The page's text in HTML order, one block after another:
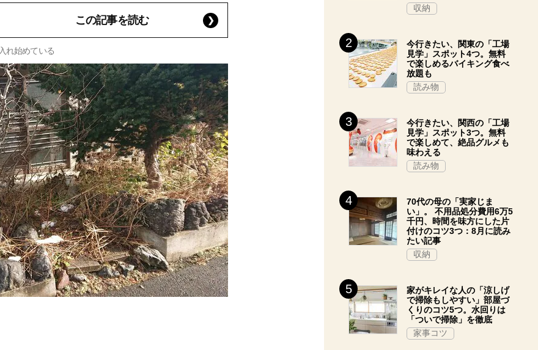
この記事を読む
れ始めている
収納
今行きたい、関東の「工場
見学」スポット4つ。無料
で楽しめるバイキング食べ
放題も
読み物
今行きたい、関西の「工場
見学」スポット3つ。無料
で楽しめて、絶品グルメも
味わえる
読み物
70代の母の「実家じま
い」。 不用品処分費用6万5
千円、時間を味方にした片
付けのコツ3つ：8月に読み
たい記事
収納
家がキレイな人の「涼しげ
で掃除もしやすい」部屋づ
くりのコツ5つ。水回りは
「ついで掃除」を徹底
家事コツ